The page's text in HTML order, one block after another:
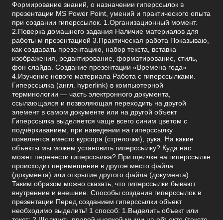
Формирование знаний, о назначении гиперссылок в
презентации MS Power Point, умений и практического опыта
при создании гиперссылок. 1.Организационный момент.
2.Поверка домашнего задания Наличие материалов для
работы м презентацией 3.Практическая работа Показываю,
как создавать презентацию, набор текста, вставка
изображения, редактирование, форматирование, стиль,
фон слайда. Создание презентации «Времена года»
4.Изучение нового материала Работа с гиперссылками.
Гиперссылка (англ. hyperlink) в компьютерной
терминологии — часть электронного документа,
ссылающаяся и позволяющая переходить на другой
элемент в самом документе или на другой объект
Гиперссылка выделяется чаще всего синим цветом с
подчёркиванием, при наведении на гиперссылку
появляется вместо курсора (стрелочки), рука. На какие
объекты мы можем установить гиперссылку? Куда нас
может перенести гиперссылка? При щелчке на гиперссылке
происходит перемещение в другое место файла
(документа) или открытие другого файла (документа).
Таким образом можно сказать, что гиперссылки бывают
внутренние и внешние. Способы создания гиперссылок в
презентации Перед созданием гиперссылки объект
необходимо выделить! 1 способ: 1.Выделить объект или